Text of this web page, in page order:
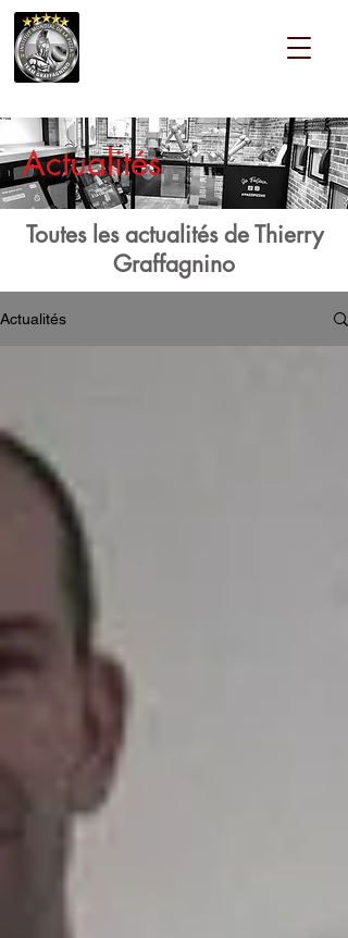
Actualités
Toutes les actualités de Thierry
Graffagnino
Actualités